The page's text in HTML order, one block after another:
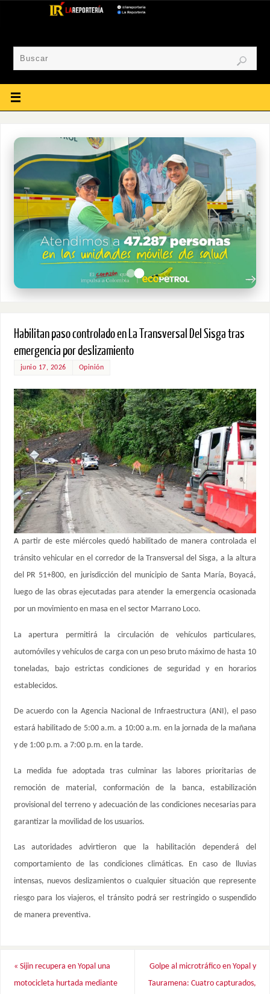
Habilitan paso controlado en La Transversal Del Sisga tras
emergencia por deslizamiento
junio 17, 2026 Opinión
A partir de este miércoles quedó habilitado de manera controlada el
tránsito vehicular en el corredor de la Transversal del Sisga, a la altura
del PR 51+800, en jurisdicción del municipio de Santa María, Boyacá,
luego de las obras ejecutadas para atender la emergencia ocasionada
por un movimiento en masa en el sector Marrano Loco.
La apertura permitirá la circulación de vehículos particulares,
automóviles y vehículos de carga con un peso bruto máximo de hasta 10
toneladas, bajo estrictas condiciones de seguridad y en horarios
establecidos.
De acuerdo con la Agencia Nacional de Infraestructura (ANI), el paso
estará habilitado de 5:00 a.m. a 10:00 a.m. en la jornada de la mañana
y de 1:00 p.m. a 7:00 p.m. en la tarde.
La medida fue adoptada tras culminar las labores prioritarias de
remoción de material, conformación de la banca, estabilización
provisional del terreno y adecuación de las condiciones necesarias para
garantizar la movilidad de los usuarios.
Las autoridades advirtieron que la habilitación dependerá del
comportamiento de las condiciones climáticas. En caso de lluvias
intensas, nuevos deslizamientos o cualquier situación que represente
riesgo para los viajeros, el tránsito podrá ser restringido o suspendido
de manera preventiva.
« Sijin recupera en Yopal una
motocicleta hurtada mediante
Golpe al microtráfico en Yopal y
Tauramena: Cuatro capturados,